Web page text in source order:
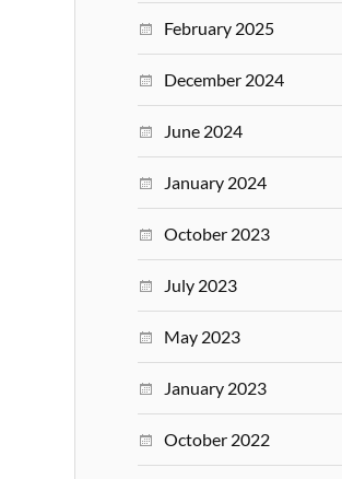
February 2025
December 2024
June 2024
January 2024
October 2023
July 2023
May 2023
January 2023
October 2022